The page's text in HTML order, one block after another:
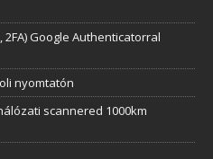
2FA) Google Authenticatorral
nyomtatón
scannered 1000km